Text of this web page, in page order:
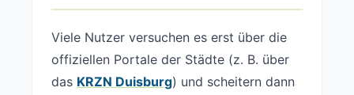
Viele Nutzer versuchen es erst über die
offiziellen Portale der Städte (z. B. über
das KRZN Duisburg) und scheitern dann